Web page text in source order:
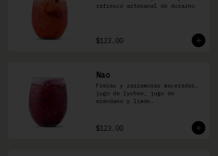
refresco artesanal de durazno
$123.00
Nao
Fresas y zarzamoras maceradas,
jugo de lychee, jugo de
arándano y limón.
$123.00